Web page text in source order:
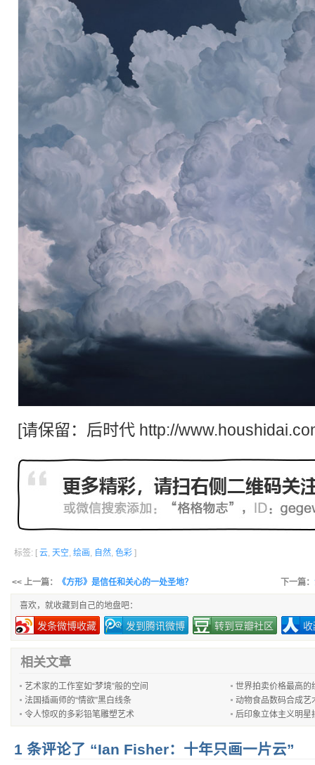
[请保留： 后时代 http://
标签: [ 云 天空 绘画 自然 色彩 ]
<< 上一篇： 《方形》是信任和关心的一处圣地？ 下一篇：
喜欢，就收藏到自己的地盘吧：
发条微博收藏 发到腾讯微博 转到豆瓣社区
相关文章
艺术家的工作室如“梦境”般的空间
世界拍卖价格最高的
法国插画师的“情欲”黑白线条
动物食品数码合成艺
令人惊叹的多彩铅笔雕塑艺术
后印象立体主义明星
1 条评论了 “Ian Fisher：十年只画一片云”